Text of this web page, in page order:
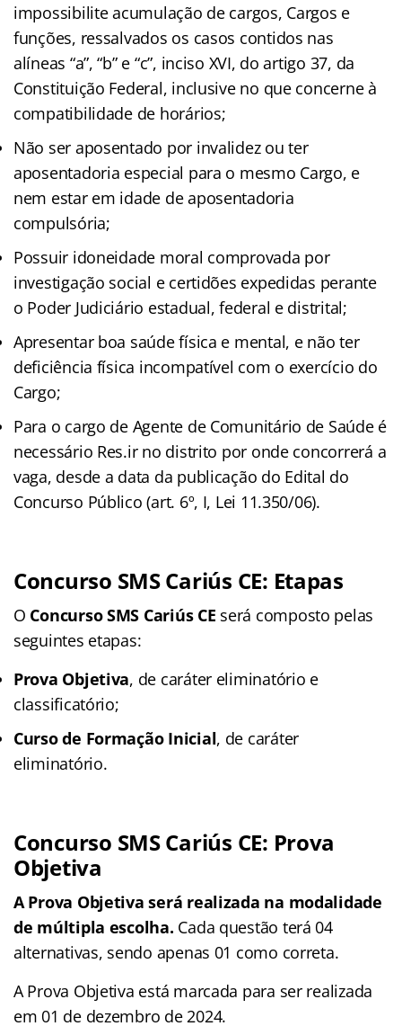
impossibilite acumulação de cargos, Cargos e
funções, ressalvados os casos contidos nas
alíneas “a”, “b” e “c”, inciso XVI, do artigo 37, da
Constituição Federal, inclusive no que concerne à
compatibilidade de horários;
Não ser aposentado por invalidez ou ter
aposentadoria especial para o mesmo Cargo, e
nem estar em idade de aposentadoria
compulsória;
Possuir idoneidade moral comprovada por
investigação social e certidões expedidas perante
o Poder Judiciário estadual, federal e distrital;
Apresentar boa saúde física e mental, e não ter
deficiência física incompatível com o exercício do
Cargo;
Para o cargo de Agente de Comunitário de Saúde é
necessário Res.ir no distrito por onde concorrerá a
vaga, desde a data da publicação do Edital do
Concurso Público (art. 6º, I, Lei 11.350/06).
Concurso SMS Cariús CE: Etapas
O Concurso SMS Cariús CE será composto pelas
seguintes etapas:
Prova Objetiva, de caráter eliminatório e
classificatório;
Curso de Formação Inicial, de caráter
eliminatório.
Concurso SMS Cariús CE: Prova
Objetiva
A Prova Objetiva será realizada na modalidade
de múltipla escolha. Cada questão terá 04
alternativas, sendo apenas 01 como correta.
A Prova Objetiva está marcada para ser realizada
em 01 de dezembro de 2024.